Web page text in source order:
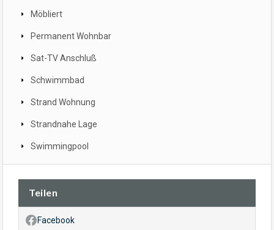
Möbliert
Permanent Wohnbar
Sat-TV Anschluß
Schwimmbad
Strand Wohnung
Strandnahe Lage
Swimmingpool
Teilen
Facebook